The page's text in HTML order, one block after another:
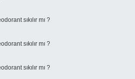
sıkılır mı ?
sıkılır mı ?
sıkılır mı ?